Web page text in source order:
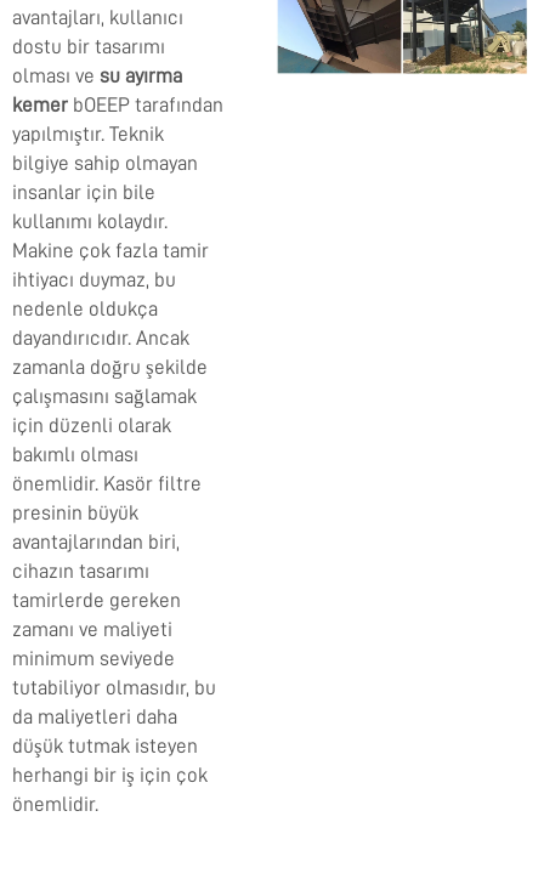
avantajları, kullanıcı
dostu bir tasarımı
olması ve su ayırma
kemer bOEEP tarafından
yapılmıştır. Teknik
bilgiye sahip olmayan
insanlar için bile
kullanımı kolaydır.
Makine çok fazla tamir
ihtiyacı duymaz, bu
nedenle oldukça
dayandırıcıdır. Ancak
zamanla doğru şekilde
çalışmasını sağlamak
için düzenli olarak
bakımlı olması
önemlidir. Kasör filtre
presinin büyük
avantajlarından biri,
cihazın tasarımı
tamirlerde gereken
zamanı ve maliyeti
minimum seviyede
tutabiliyor olmasıdır, bu
da maliyetleri daha
düşük tutmak isteyen
herhangi bir iş için çok
önemlidir.